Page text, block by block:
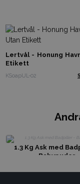
Lertvål - Honung
Etikett
KSoapUL-02
1.3 Kg Ask med
Babypuder